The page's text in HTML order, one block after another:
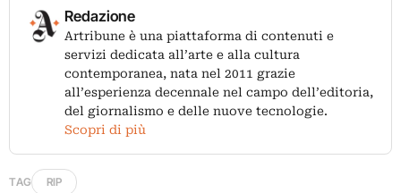
Redazione
Artribune è una piattaforma di contenuti e
servizi dedicata all’arte e alla cultura
contemporanea, nata nel 2011 grazie
all’esperienza decennale nel campo dell’editoria,
del giornalismo e delle nuove tecnologie.
Scopri di più
TAG RIP